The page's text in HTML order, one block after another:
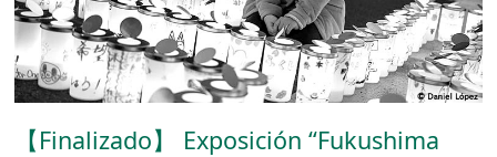
【Finalizado】 Exposición “Fukushima